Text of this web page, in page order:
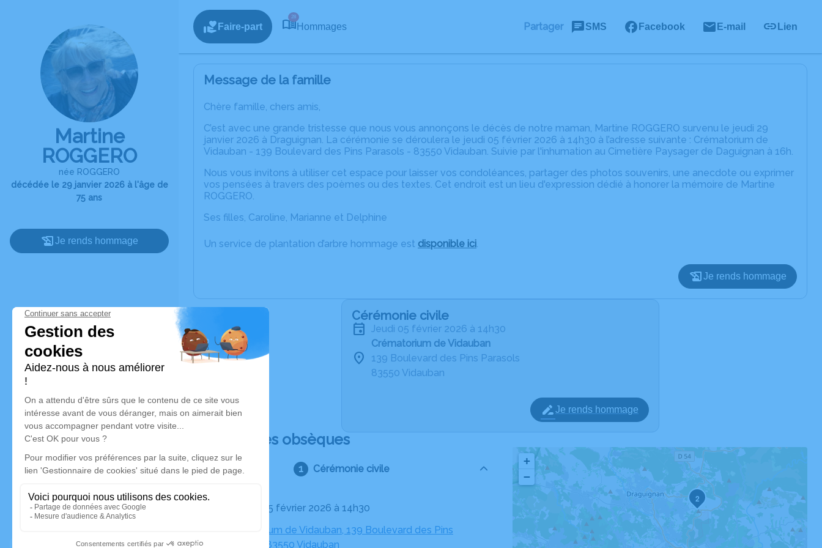
Martine
ROGGERO
née ROGGERO
décédée le 29 janvier 2026 à l'âge de
75 ans
Je rends hommage
Faire-part
28
Hommages Partager SMS Facebook E-mail Lien
Message de la famille
Chère famille, chers amis,
C’est avec une grande tristesse que nous vous annonçons le décès de notre maman, Martine ROGGERO survenu le jeudi 29
janvier 2026 à Draguignan. La cérémonie se déroulera le jeudi 05 février 2026 à 14h30 à l’adresse suivante : Crématorium de
Vidauban - 139 Boulevard des Pins Parasols - 83550 Vidauban. Suivie par l'inhumation au Cimetière Paysager de Daguignan à 16h.
Nous vous invitons à utiliser cet espace pour laisser vos condoléances, partager des photos souvenirs, une anecdote ou exprimer
vos pensées à travers des poèmes ou des textes. Cet endroit est un lieu d'expression dédié à honorer la mémoire de Martine
ROGGERO.
Ses filles, Caroline, Marianne et Delphine
Un service de plantation d’arbre hommage est disponible ici.
Je rends hommage
Cérémonie civile
jeudi 05 février 2026 à 14h30
Crématorium de Vidauban
139 Boulevard des Pins Parasols
83550 Vidauban
Je rends hommage
Déroulé des obsèques
Cérémonie civile
Le jeudi 05 février 2026 à 14h30
Crématorium de Vidauban, 139 Boulevard des Pins
Parasols, 83550 Vidauban
2
+
−